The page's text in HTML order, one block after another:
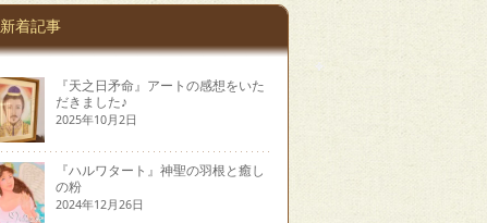
新着記事
『天之日矛命』アートの感想をいた
だきました♪
2025年10月2日
『ハルワタート』神聖の羽根と癒し
の粉
2024年12月26日